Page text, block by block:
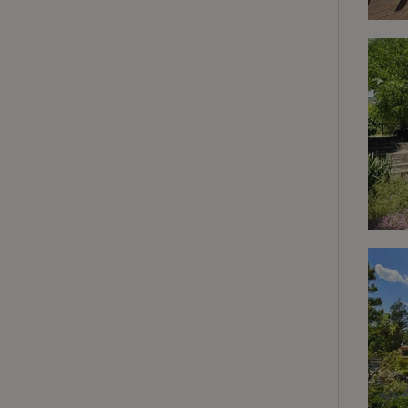
Strikt
accountbeheer.
_pinterest_ct_ua
_tt_enable_cookie